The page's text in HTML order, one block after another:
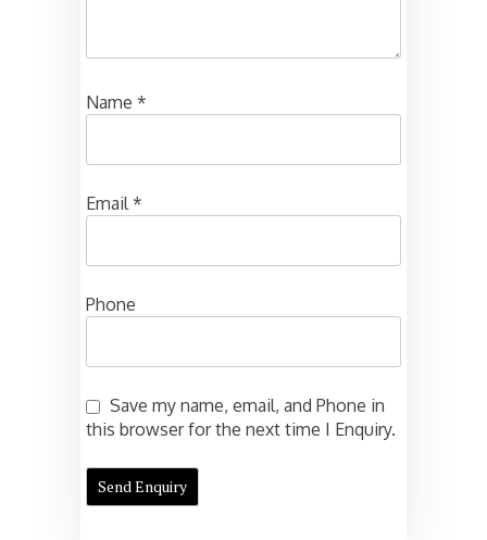
Name *
Email*
Phone
Save my name, email, and Phone in
this browser for the next time I Enquiry.